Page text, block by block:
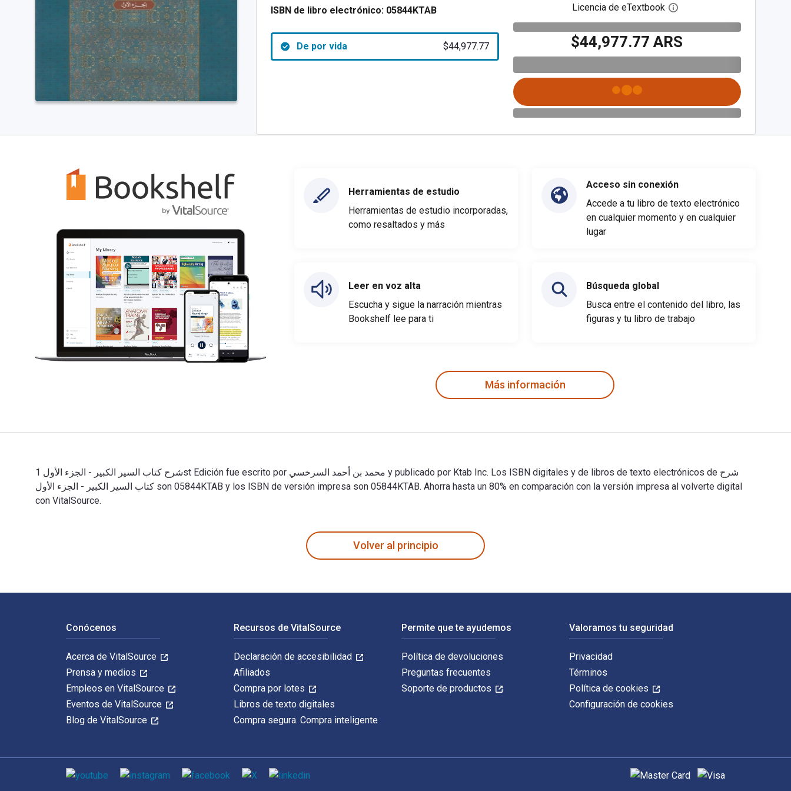
ISBN de libro electrónico: 05844KTAB
De por vida $44,977.77
Licencia de eTextbook Abre el cuadro de diálogo
$44,977.77 ARS
Herramientas de estudio
Herramientas de estudio incorporadas,
como resaltados y más
Leer en voz alta
Escucha y sigue la narración mientras
Bookshelf lee para ti
Acceso sin conexión
Accede a tu libro de texto electrónico
en cualquier momento y en cualquier
lugar
Búsqueda global
Busca entre el contenido del libro, las
figuras y tu libro de trabajo
Más información
شرح كتاب السير الكبير - الجزء الأول 1st Edición fue escrito por محمد بن أحمد السرخسي y publicado por Ktab Inc. Los ISBN digitales y de libros de texto electrónicos de شرح
كتاب السير الكبير - الجزء الأول son 05844KTAB y los ISBN de versión impresa son 05844KTAB. Ahorra hasta un 80% en comparación con la versión impresa al volverte digital
con VitalSource.
Volver al principio
Conócenos
Acerca de VitalSource
Prensa y medios
Empleos en VitalSource
Eventos de VitalSource
Blog de VitalSource
Recursos de VitalSource
Declaración de accesibilidad
Afiliados
Compra por lotes
Libros de texto digitales
Compra segura. Compra inteligente
Permite que te ayudemos
Política de devoluciones
Preguntas frecuentes
Soporte de productos
Valoramos tu seguridad
Privacidad
Términos
Política de cookies
Configuración de cookies
Medios de comunicación social Métodos de pago admitidos